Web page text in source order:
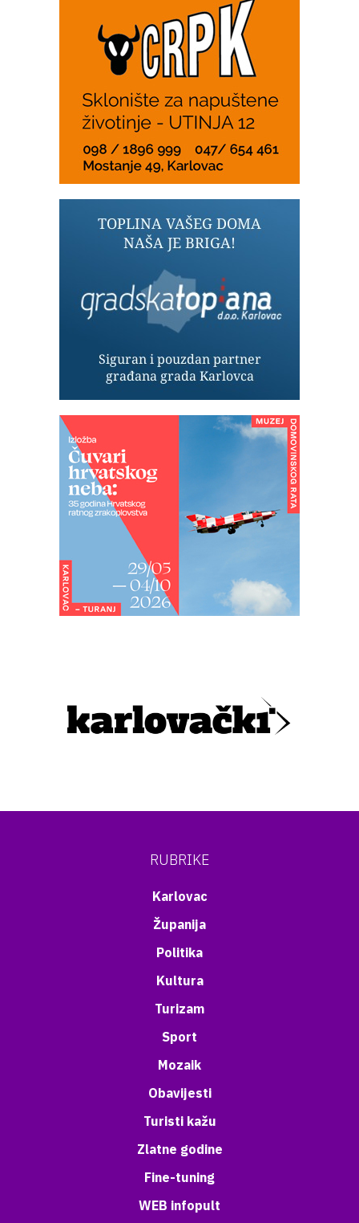
RUBRIKE
Karlovac
Županija
Politika
Kultura
Turizam
Sport
Mozaik
Obavijesti
Turisti kažu
Zlatne godine
Fine-tuning
WEB infopult